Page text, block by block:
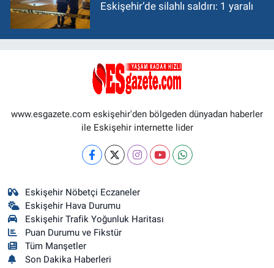
Eskişehir’de silahlı saldırı: 1 yaralı
www.esgazete.com eskişehir'den bölgeden dünyadan haberler
ile Eskişehir internette lider
Eskişehir Nöbetçi Eczaneler
Eskişehir Hava Durumu
Eskişehir Trafik Yoğunluk Haritası
Puan Durumu ve Fikstür
Tüm Manşetler
Son Dakika Haberleri